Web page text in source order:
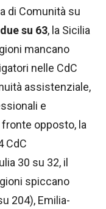
di Comunità su
su 63, la Sicilia
mancano
nelle CdC
assistenziale,
e
opposto, la
CdC
30 su 32, il
spiccano
204), Emilia-